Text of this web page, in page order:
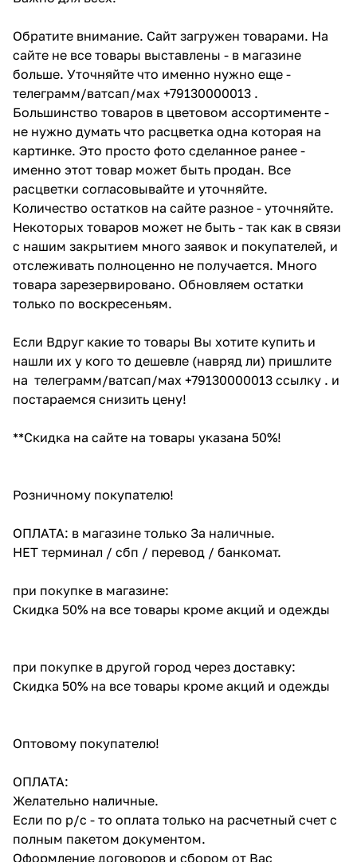
Обратите внимание. Сайт загружен товарами. На
сайте не все товары выставлены - в магазине
больше. Уточняйте что именно нужно еще -
телеграмм/ватсап/мах +79130000013 .
Большинство товаров в цветовом ассортименте -
не нужно думать что расцветка одна которая на
картинке. Это просто фото сделанное ранее -
именно этот товар может быть продан. Все
расцветки согласовывайте и уточняйте.
Количество остатков на сайте разное - уточняйте.
Некоторых товаров может не быть - так как в связи
с нашим закрытием много заявок и покупателей, и
отслеживать полноценно не получается. Много
товара зарезервировано. Обновляем остатки
только по воскресеньям.
Если Вдруг какие то товары Вы хотите купить и
нашли их у кого то дешевле (навряд ли) пришлите
на телеграмм/ватсап/мах +79130000013 ссылку . и
постараемся снизить цену!
**Скидка на сайте на товары указана 50%!
Розничному покупателю!
ОПЛАТА: в магазине только За наличные.
НЕТ терминал / сбп / перевод / банкомат.
при покупке в магазине:
Скидка 50% на все товары кроме акций и одежды
при покупке в другой город через доставку:
Скидка 50% на все товары кроме акций и одежды
Оптовому покупателю!
ОПЛАТА:
Желательно наличные.
Если по р/с - то оплата только на расчетный счет с
полным пакетом документом.
Оформление договоров и сбором от Вас